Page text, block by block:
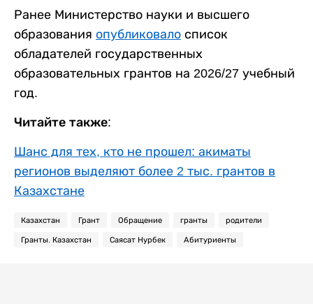
Ранее Министерство науки и высшего
образования опубликовало список
обладателей государственных
образовательных грантов на 2026/27 учебный
год.
Читайте также:
Шанс для тех, кто не прошел: акиматы
регионов выделяют более 2 тыс. грантов в
Казахстане
Казахстан Грант Обращение гранты родители
Гранты. Казахстан Саясат Нурбек Абитуриенты